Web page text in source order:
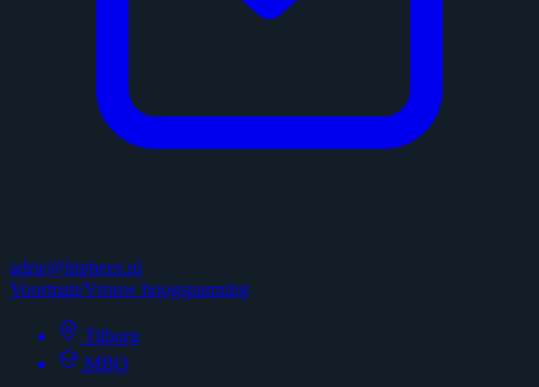
adrie@htphees.nl
Voorman/Vrouw hoogspanning
Tilburg
MBO